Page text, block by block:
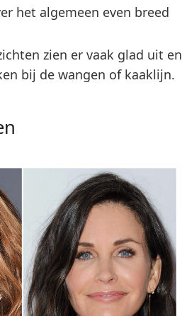
het algemeen even breed
zien er vaak glad uit en
bij de wangen of kaaklijn.